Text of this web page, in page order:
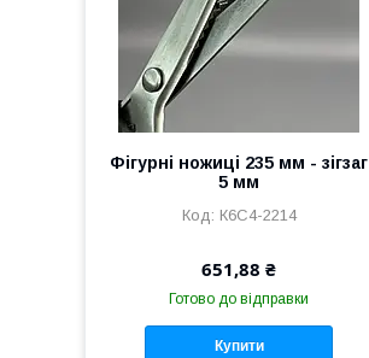
Фігурні ножиці 235 мм - зігзаг
5 мм
К6С4-2214
651,88 ₴
Готово до відправки
Купити